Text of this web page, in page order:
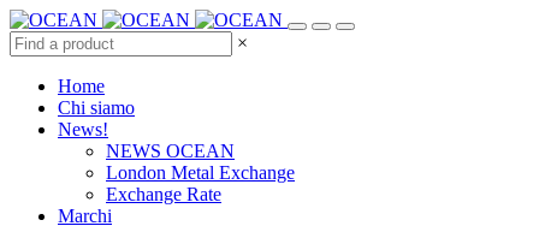
×
Home
Chi siamo
News!
NEWS OCEAN
London Metal Exchange
Exchange Rate
Marchi